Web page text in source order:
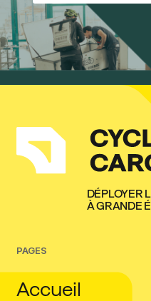
DÉPLOYER
À GRANDE
PAGES
Accueil